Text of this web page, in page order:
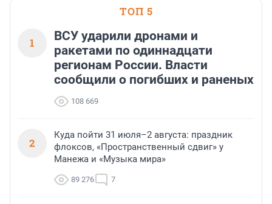
ТОП 5
1
ВСУ ударили дронами и
ракетами по одиннадцати
регионам России. Власти
сообщили о погибших и раненых
108 669
2
Куда пойти 31 июля–2 августа: праздник
флоксов, «Пространственный сдвиг» у
Манежа и «Музыка мира»
89 276 7